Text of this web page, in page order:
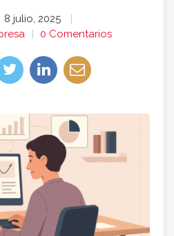
8 julio, 2025
0 Comentarios